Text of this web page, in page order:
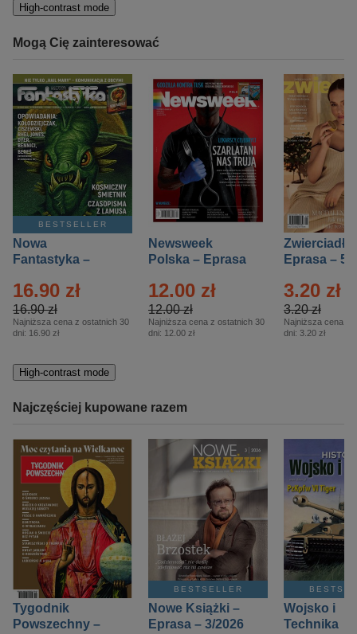
High-contrast mode
Mogą Cię zainteresować
BESTSELLER
Nowa
Fantastyka –
16.90 zł
16.90 zł
Najniższa cena z ostatnich 30
dni: 16.90 zł
Newsweek
Polska – Eprasa
12.00 zł
12.00 zł
Najniższa cena z ostatnich 30
dni: 12.00 zł
Zwierciadło
Eprasa – 5/
3.20 zł
3.20 zł
Najniższa cena z
dni: 3.20 zł
High-contrast mode
Najczęściej kupowane razem
Tygodnik
Powszechny –
BESTSELLER
Nowe Książki –
Eprasa – 3/2026
Wojsko i
Technika